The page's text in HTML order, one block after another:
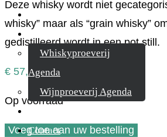
Rum & Gin
Whiskyproeverij
Agenda
Wijnproeverij Agenda
Contact
Deze whisky wordt niet
whisky” maar als “grain whisky”
gedistilleerd wordt in een pot still.
€ 57,95
Op voorraad
Nikka
Voeg toe aan uw bestelling